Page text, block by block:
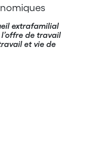
extrafamilial
de travail
et vie de